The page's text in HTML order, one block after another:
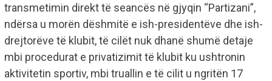
transmetimin direkt të seancës në gjyqin “Partizani”,
ndërsa u morën dëshmitë e ish-presidentëve dhe ish-
drejtorëve të klubit, të cilët nuk dhanë shumë detaje
mbi procedurat e privatizimit të klubit ku ushtronin
aktivitetin sportiv, mbi truallin e të cilit u ngritën 17